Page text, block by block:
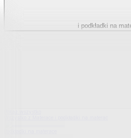
i podkładki na